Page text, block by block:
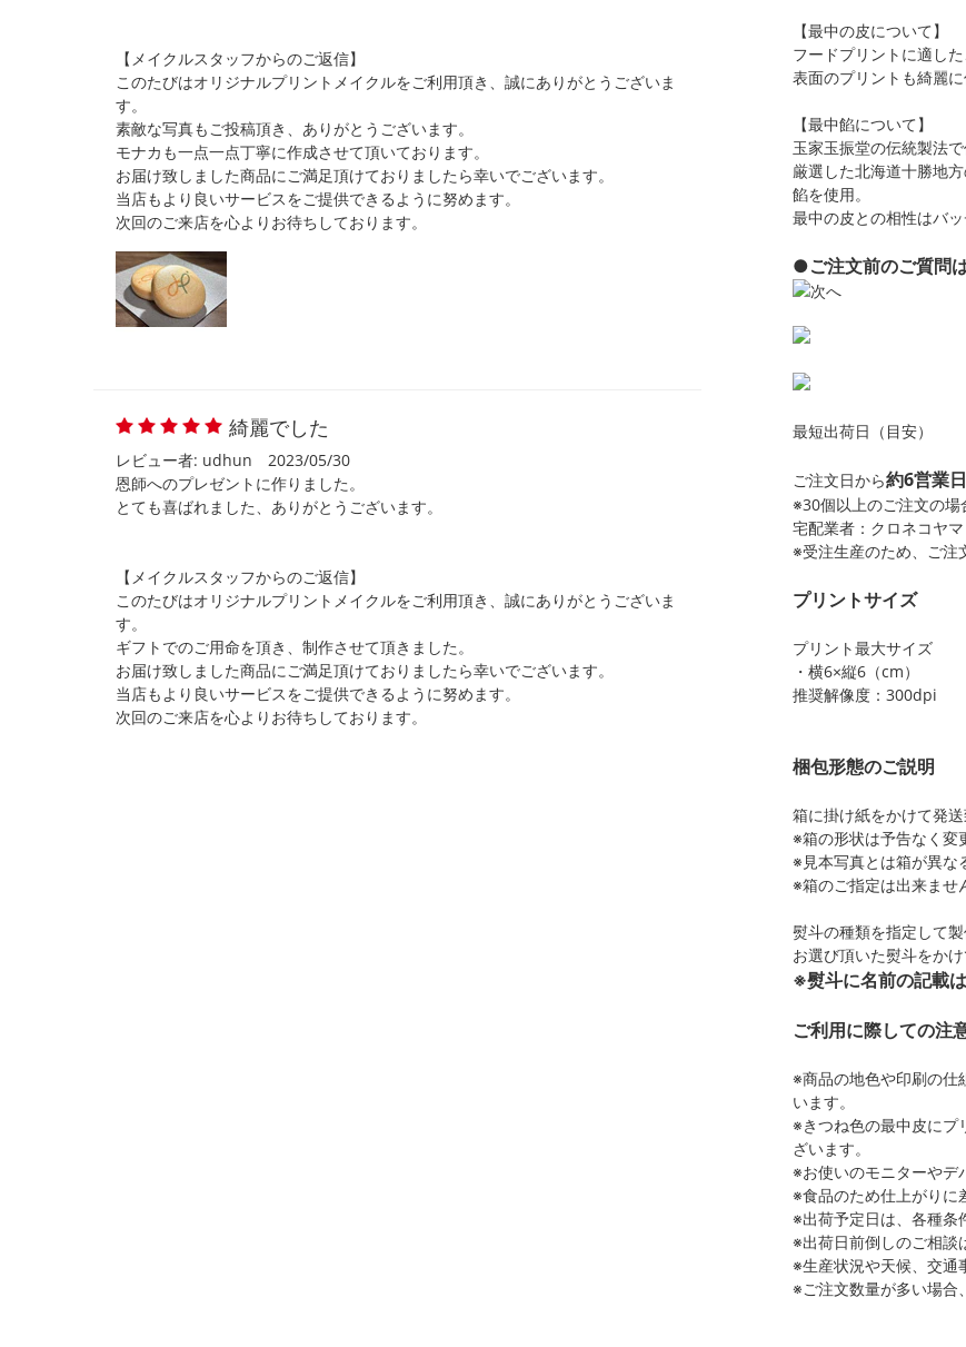
【最中の皮について】
フードプリントに適し
表面のプリントも綺麗に
【最中餡について】
玉家玉振堂の伝統製法
厳選した北海道十勝地
餡を使用。
最中の皮との相性はバッ
●ご注文前のご質問
最短出荷日（目安）
ご注文日から約6営業
※30個以上のご注文の場
宅配業者：クロネコヤ
※受注生産のため、ご注
プリントサイズ
プリント最大サイズ
・横6×縦6（cm）
推奨解像度：300dpi
梱包形態のご説明
箱に掛け紙をかけて発送
※箱の形状は予告なく変
※見本写真とは箱が異な
※箱のご指定は出来ませ
熨斗の種類を指定して
お選び頂いた熨斗をかけ
※熨斗に名前の記載は
ご利用に際しての注
※商品の地色や印刷の仕
います。
※きつね色の最中皮にプ
ざいます。
※お使いのモニターやデ
※食品のため仕上がりに
※出荷予定日は、各種条
※出荷日前倒しのご相談
※生産状況や天候、交通
※ご注文数量が多い場合
【メイクルスタッフからのご返信】
このたびはオリジナルプリントメイクルをご利用頂き、誠にありがとうございま
す。
素敵な写真もご投稿頂き、ありがとうございます。
モナカも一点一点丁寧に作成させて頂いております。
お届け致しました商品にご満足頂けておりましたら幸いでございます。
当店もより良いサービスをご提供できるように努めます。
次回のご来店を心よりお待ちしております。
綺麗でした
レビュー者: udhun
2023/05/30
恩師へのプレゼントに作りました。
とても喜ばれました、ありがとうございます。
【メイクルスタッフからのご返信】
このたびはオリジナルプリントメイクルをご利用頂き、誠にありがとうございま
す。
ギフトでのご用命を頂き、制作させて頂きました。
お届け致しました商品にご満足頂けておりましたら幸いでございます。
当店もより良いサービスをご提供できるように努めます。
次回のご来店を心よりお待ちしております。